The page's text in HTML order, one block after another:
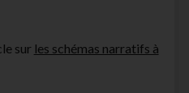
sur les schémas narratifs à